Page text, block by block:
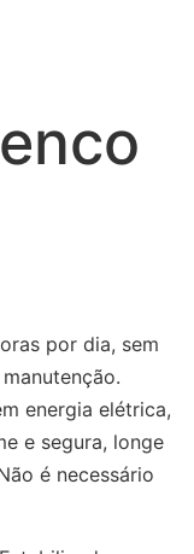
por dia, sem
energia elétrica,
e segura, longe
é necessário